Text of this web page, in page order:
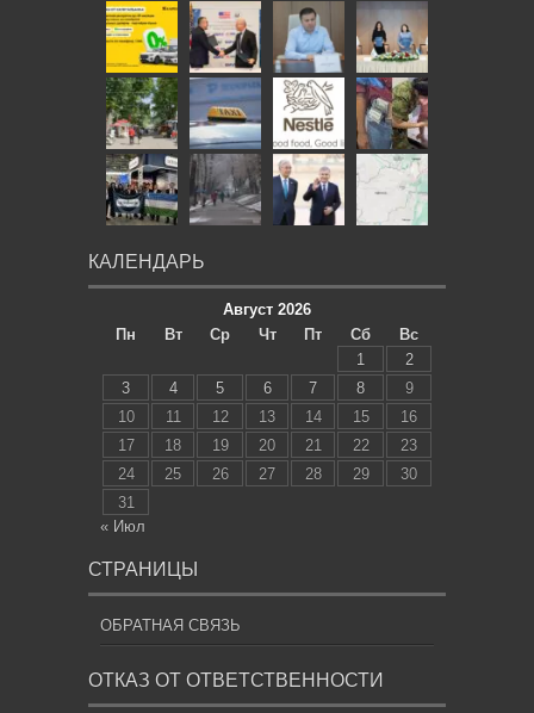
КАЛЕНДАРЬ
Август 2026
Пн
Вт Ср Чт Пт Сб
Вс
1
2
3
4 5 6 7 8
9
10
11 12 13 14 15
16
17
18 19 20 21 22
23
24
25 26 27 28 29
30
31
« Июл
СТРАНИЦЫ
ОБРАТНАЯ СВЯЗЬ
ОТКАЗ ОТ ОТВЕТСТВЕННОСТИ